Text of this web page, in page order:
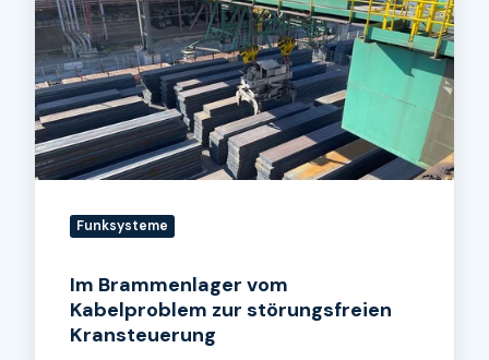
vom
Kabelproblem
zur
störungsfreien
Kransteuerung
Funksysteme
Im Brammenlager vom
Kabelproblem zur störungsfreien
Kransteuerung